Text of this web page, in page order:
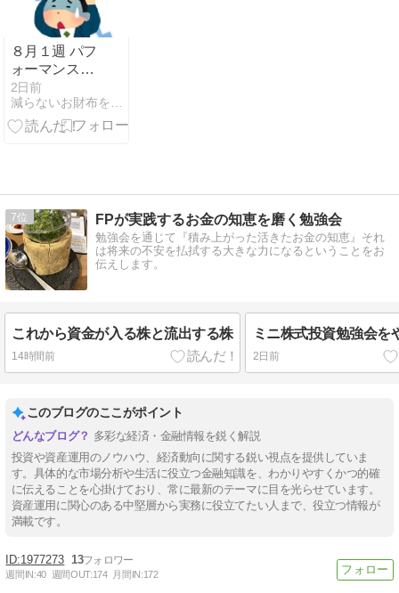
８月１週 パフ
ォーマンス＠
下落！
2日前
減らないお財布をめざすブログ
7 FPが実践するお金の知恵を磨く勉強会
勉強会を通じて『積み上がった活きたお金の知恵』それ
は将来の不安を払拭する大きな力になるということをお
伝えします。
これから資金が入る株と流出する株
14時間前
ミニ株式投資勉強会を
2日前
このブログのここがポイント
多彩な経済・金融情報を鋭く解説
投資や資産運用のノウハウ、経済動向に関する鋭い視点を提供していま
す。具体的な市場分析や生活に役立つ金融知識を、わかりやすくかつ的確
に伝えることを心掛けており、常に最新のテーマに目を光らせています。
資産運用に関心のある中堅層から実務に役立てたい人まで、役立つ情報が
満載です。
1977273 13
週間IN:40 週間OUT:174 月間IN:172